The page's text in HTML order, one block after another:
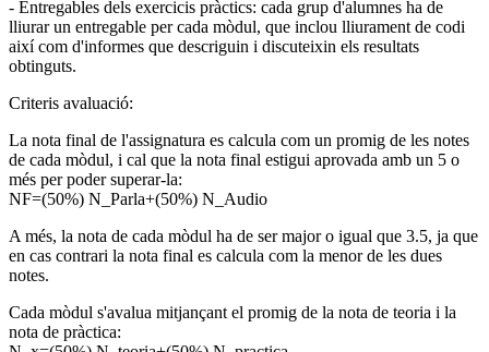
- Entregables dels exercicis pràctics: cada grup d'alumnes ha de
lliurar un entregable per cada mòdul, que inclou lliurament de codi
així com d'informes que descriguin i discuteixin els resultats
obtinguts.
Criteris avaluació:
La nota final de l'assignatura es calcula com un promig de les notes
de cada mòdul, i cal que la nota final estigui aprovada amb un 5 o
més per poder superar-la:
NF=(50%) N_Parla+(50%) N_Audio
A més, la nota de cada mòdul ha de ser major o igual que 3.5, ja que
en cas contrari la nota final es calcula com la menor de les dues
notes.
Cada mòdul s'avalua mitjançant el promig de la nota de teoria i la
nota de pràctica: